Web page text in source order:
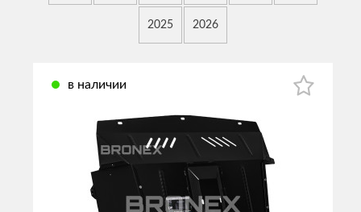
2025 2026
в наличии